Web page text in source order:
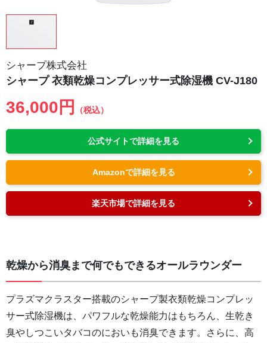
シャープ株式会社
シャープ 衣類乾燥コンプレッサー式除湿機 CV-J180
36,000円 （税込）
公式サイトで詳細を見る
Amazonで詳細を見る
楽天市場で詳細を見る
乾燥から消臭まで何でもできるオールラウンダー
プラズマクラスター搭載のシャープ製衣類乾燥コンプレッ
サー式除湿機は、パワフルな乾燥能力はもちろん、生乾き
臭やしつこいタバコのにおいも消臭できます。さらに、高